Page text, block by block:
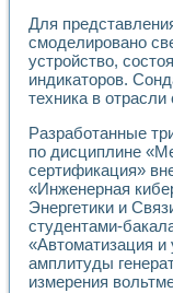
Из
Опыт
Для
смоделировано
устройство,
индикаторов.
техника в
Разработанные
по дисциплине
сертификация»
«Инженерная
Энергетики и
студентами-
«Автоматизация и
амплитуды
измерения